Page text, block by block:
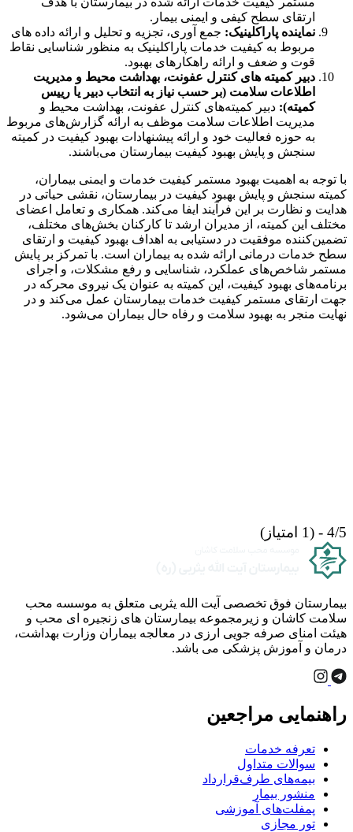
ارتقای سطح کیفی و ایمنی بیمار.
نماینده پاراکلینیک: جمع آوری، تجزیه و تحلیل و ارائه داده های
مربوط به کیفیت خدمات پاراکلینیک به منظور شناسایی نقاط
قوت و ضعف و ارائه راهکارهای بهبود.
دبیر کمیته های کنترل عفونت، بهداشت محیط و مدیریت
اطلاعات سلامت (بر حسب نیاز به انتخاب دبیر یا رییس
کمیته): دبیر کمیته‌های کنترل عفونت، بهداشت محیط و
مدیریت اطلاعات سلامت موظف به ارائه گزارش‌های مربوط
به حوزه فعالیت خود و ارائه پیشنهادات بهبود کیفیت در کمیته
سنجش و پایش بهبود کیفیت بیمارستان می‌باشند.
با توجه به اهمیت بهبود مستمر کیفیت خدمات و ایمنی بیماران،
کمیته سنجش و پایش بهبود کیفیت در بیمارستان، نقشی حیاتی در
هدایت و نظارت بر این فرآیند ایفا می‌کند. همکاری و تعامل اعضای
مختلف این کمیته، از مدیران ارشد تا کارکنان بخش‌های مختلف،
تضمین‌کننده موفقیت در دستیابی به اهداف بهبود کیفیت و ارتقای
سطح خدمات درمانی ارائه شده به بیماران است. با تمرکز بر پایش
مستمر شاخص‌های عملکرد، شناسایی و رفع مشکلات، و اجرای
برنامه‌های بهبود کیفیت، این کمیته به عنوان یک نیروی محرکه در
جهت ارتقای مستمر کیفیت خدمات بیمارستان عمل می‌کند و در
نهایت منجر به بهبود سلامت و رفاه حال بیماران می‌شود.
4/5 - (1 امتیاز)
بیمارستان فوق تخصصی آیت الله یثربی متعلق به موسسه محب
سلامت کاشان و زیرمجموعه بیمارستان های زنجیره ای محب و
هیئت امنای صرفه جویی ارزی در معالجه بیماران وزارت بهداشت،
درمان و آموزش پزشکی می باشد.
راهنمایی مراجعین
تعرفه خدمات
سوالات متداول
بیمه‌های طرف‌قرارداد
منشور بیمار
پمفلت‌های آموزشی
تور مجازی